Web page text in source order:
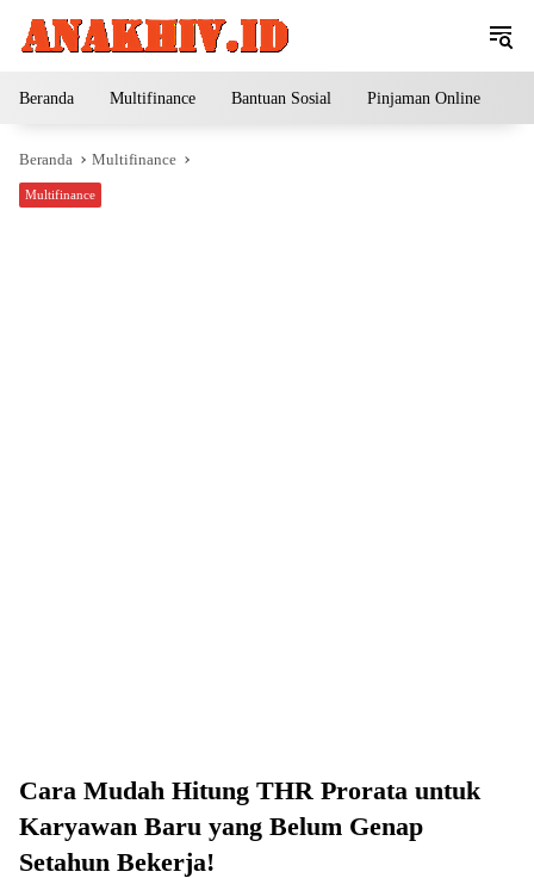
Beranda Multifinance Bantuan Sosial Pinjaman Online
Beranda Multifinance
Multifinance
Cara Mudah Hitung THR Prorata untuk
Karyawan Baru yang Belum Genap
Setahun Bekerja!